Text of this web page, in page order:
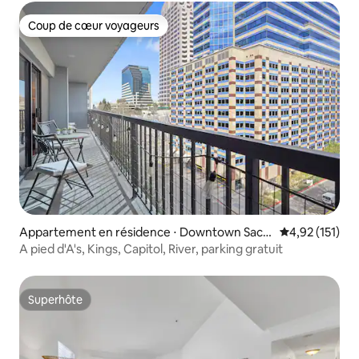
Coup de cœur voyageurs
Coup de cœur voyageurs
Appartement en résidence ⋅ Downtown Sacr
amento
Évaluation
4,92 (151)
A pied d'A's, Kings, Capitol, River, parking gratuit
Superhôte
Superhôte